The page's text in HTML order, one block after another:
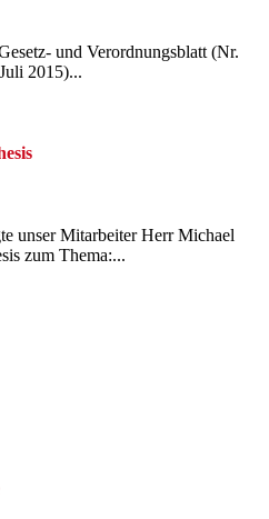
und Verordnungsblatt (Nr.
2015)...
unser Mitarbeiter Herr Michael
zum Thema:...